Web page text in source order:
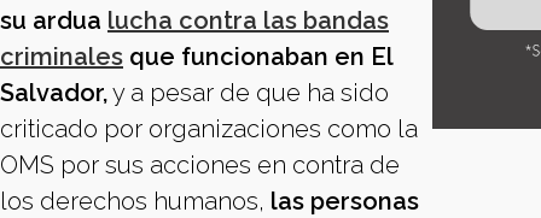
su ardua lucha contra las bandas
criminales que funcionaban en El
Salvador,y a pesar de que ha sido
criticado por organizaciones como la
OMS por sus acciones en contra de
los derechos humanos, las personas